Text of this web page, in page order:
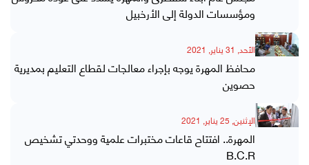
ومؤسسات الدولة إلى الأرخبيل
الأحد, 31 يناير, 2021
محافظ المهرة يوجه بإجراء معالجات لقطاع التعليم بمديرية
حصوين
الإثنين, 25 يناير, 2021
المهرة.. افتتاح قاعات مختبرات علمية ووحدتي تشخيص
B.C.R